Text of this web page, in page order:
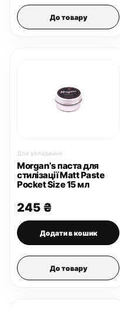
До товару
Для укладання
Morgan’s паста для
стилізації Matt Paste
Pocket Size 15 мл
245 ₴
Додати в кошик
До товару